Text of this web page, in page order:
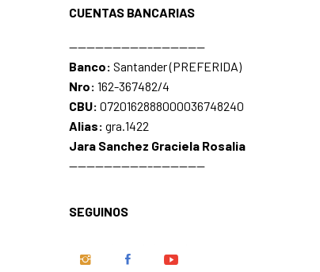
CUENTAS BANCARIAS
—————————–——————
Banco: Santander (PREFERIDA)
Nro: 162-367482/4
CBU: 0720162888000036748240
Alias: gra.1422
Jara Sanchez Graciela Rosalia
—————————–——————
SEGUINOS